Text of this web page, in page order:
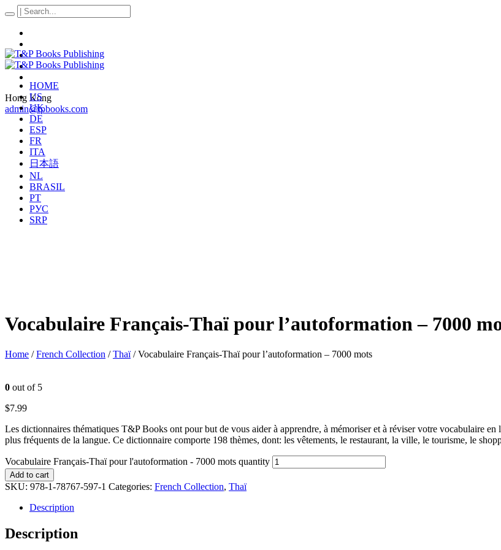
Hong Kong
admin@tpbooks.com
HOME
US
UK
DE
ESP
FR
ITA
日本語
NL
BRASIL
PT
РУС
SRP
Vocabulaire Français-Thaï pour l’autoformation – 7000
Home /French Collection /Thaï/ Vocabulaire Français-Thaï pour l’autoformation – 7000 mots
0 out of 5
$7.99
Les dictionnaires thématiques T&P Books ont pour but de vous aider à apprendre, à mémoriser et à réviser votre vocabulaire
plus fréquents de la langue. Ce dictionnaire comporte 198 thèmes, dont: les vêtements, le restaurant, la ville, le tourisme, le
Vocabulaire Français-Thaï pour l'autoformation - 7000 mots quantity
Add to cart
SKU: 978-1-78767-597-1 Categories: French Collection, Thaï
Description
Description